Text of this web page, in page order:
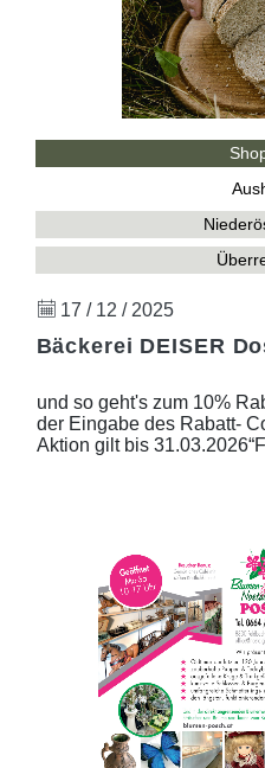
17 / 12 / 2025
Bäckerei DEISER
und so geht's zum 10%
der Eingabe des Rabatt-
Aktion gilt bis